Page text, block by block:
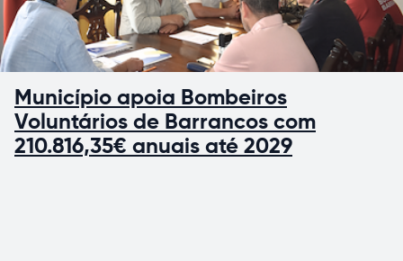
Município apoia Bombeiros
Voluntários de Barrancos com
210.816,35€ anuais até 2029